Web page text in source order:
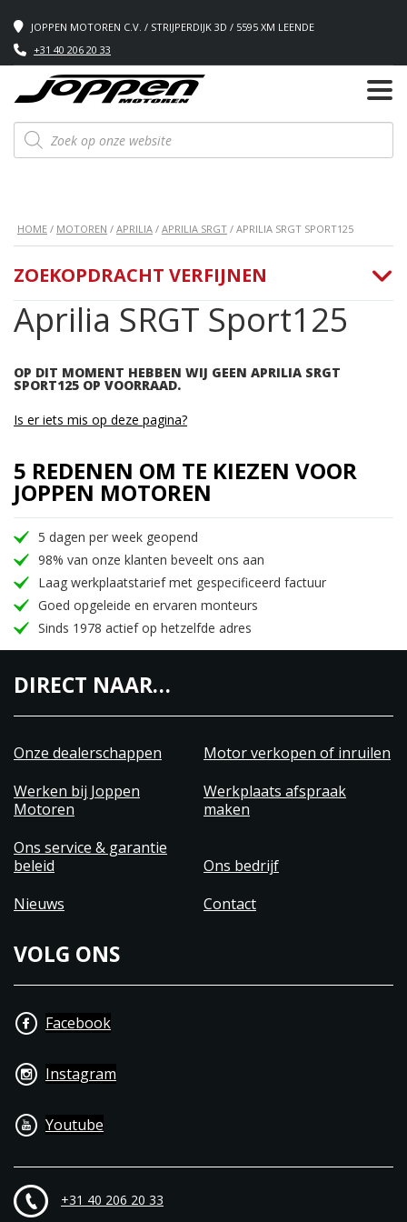
JOPPEN MOTOREN C.V. / STRIJPERDIJK 3D / 5595 XM LEENDE
+31 40 206 20 33
Producten
zoeken
HOME / MOTOREN / APRILIA / APRILIA SRGT / APRILIA SRGT SPORT125
Aprilia SRGT Sport125
OP DIT MOMENT HEBBEN WIJ GEEN APRILIA SRGT
SPORT125 OP VOORRAAD.
ZOEKOPDRACHT VERFIJNEN
Is er iets mis op deze pagina?
5 REDENEN OM TE KIEZEN VOOR
JOPPEN MOTOREN
5 dagen per week geopend
98% van onze klanten beveelt ons aan
Laag werkplaatstarief met gespecificeerd factuur
Goed opgeleide en ervaren monteurs
Sinds 1978 actief op hetzelfde adres
DIRECT NAAR…
Onze dealerschappen
Motor verkopen of inruilen
Werken bij Joppen
Motoren
Werkplaats afspraak
maken
Ons service & garantie
beleid
Ons bedrijf
Nieuws
Contact
VOLG ONS
Facebook
Instagram
Youtube
+31 40 206 20 33